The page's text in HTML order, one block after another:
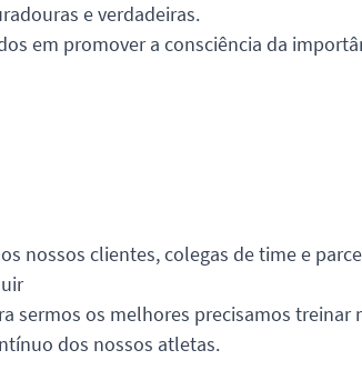
e verdadeiras.
em promover a consciência da
nossos clientes, colegas de time e
sermos os melhores precisamos
dos nossos atletas.